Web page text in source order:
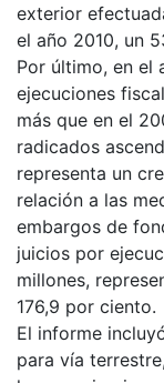
exterior
el año 2010, un
Por último, en el
ejecuciones
más que en el
radicados
representa un
relación a las
embargos de
juicios por
millones,
176,9 por ciento.
El informe
para vía